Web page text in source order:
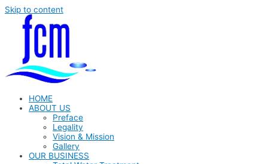
Skip to content
HOME
ABOUT US
Preface
Legality
Vision & Mission
Gallery
OUR BUSINESS